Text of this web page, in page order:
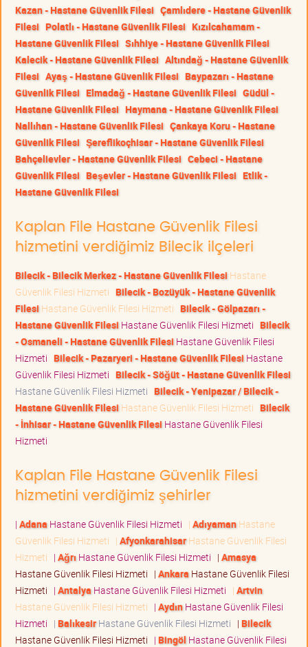
Kazan - Hastane Güvenlik Filesi Çamlıdere - Hastane Güvenlik
Filesi Polatlı - Hastane Güvenlik Filesi Kızılcahamam -
Hastane Güvenlik Filesi Sıhhiye - Hastane Güvenlik Filesi
Kalecik - Hastane Güvenlik Filesi Altındağ - Hastane Güvenlik
Filesi Ayaş - Hastane Güvenlik Filesi Baypazarı - Hastane
Güvenlik Filesi Elmadağ - Hastane Güvenlik Filesi Güdül -
Hastane Güvenlik Filesi Haymana - Hastane Güvenlik Filesi
Nallıhan - Hastane Güvenlik Filesi Çankaya Koru - Hastane
Güvenlik Filesi Şereflikoçhisar - Hastane Güvenlik Filesi
Bahçelievler - Hastane Güvenlik Filesi Cebeci - Hastane
Güvenlik Filesi Beşevler - Hastane Güvenlik Filesi Etlik -
Hastane Güvenlik Filesi
Kaplan File Hastane Güvenlik Filesi
hizmetini verdiğimiz Bilecik ilçeleri
Bilecik - Bilecik Merkez - Hastane Güvenlik Filesi Hastane
Güvenlik Filesi Hizmeti Bilecik - Bozüyük - Hastane Güvenlik
Filesi Hastane Güvenlik Filesi Hizmeti Bilecik - Gölpazarı -
Hastane Güvenlik Filesi Hastane Güvenlik Filesi Hizmeti Bilecik
- Osmaneli - Hastane Güvenlik Filesi Hastane Güvenlik Filesi
Hizmeti Bilecik - Pazaryeri - Hastane Güvenlik Filesi Hastane
Güvenlik Filesi Hizmeti Bilecik - Söğüt - Hastane Güvenlik Filesi
Hastane Güvenlik Filesi Hizmeti Bilecik - Yenipazar / Bilecik -
Hastane Güvenlik Filesi Hastane Güvenlik Filesi Hizmeti Bilecik
- İnhisar - Hastane Güvenlik Filesi Hastane Güvenlik Filesi
Hizmeti
Kaplan File Hastane Güvenlik Filesi
hizmetini verdiğimiz şehirler
| Adana Hastane Güvenlik Filesi Hizmeti | AdıyamanHastane
Güvenlik Filesi Hizmeti | AfyonkarahisarHastane Güvenlik Filesi
Hizmeti | Ağrı Hastane Güvenlik Filesi Hizmeti | Amasya
Hastane Güvenlik Filesi Hizmeti | Ankara Hastane Güvenlik Filesi
Hizmeti | Antalya Hastane Güvenlik Filesi Hizmeti | Artvin
Hastane Güvenlik Filesi Hizmeti | AydınHastane Güvenlik Filesi
Hizmeti | BalıkesirHastane Güvenlik Filesi Hizmeti | Bilecik
Hastane Güvenlik Filesi Hizmeti | Bingöl Hastane Güvenlik Filesi